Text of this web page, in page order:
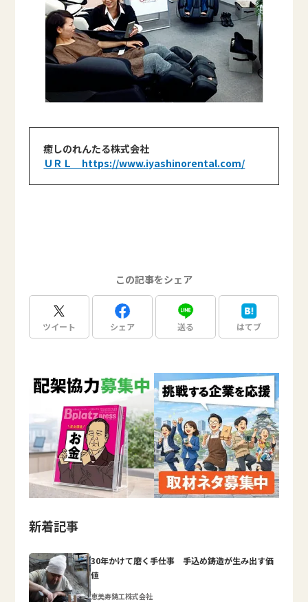
癒しのれんたる株式会社
ＵＲＬ https://www.iyashinorental.com/
この記事をシェア
ツイート シェア 送る はてブ
新着記事
30年かけて磨く手仕事 手込め鋳造が生み出す価
値
恵美寿鋳工株式会社